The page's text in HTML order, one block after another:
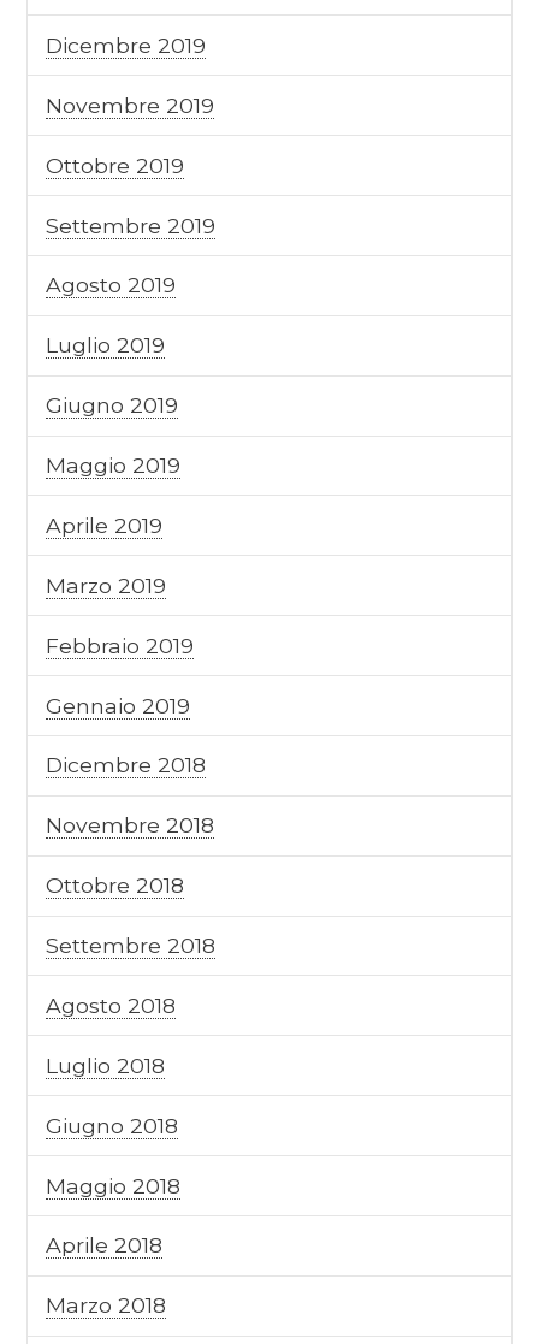
Dicembre 2019
Novembre 2019
Ottobre 2019
Settembre 2019
Agosto 2019
Luglio 2019
Giugno 2019
Maggio 2019
Aprile 2019
Marzo 2019
Febbraio 2019
Gennaio 2019
Dicembre 2018
Novembre 2018
Ottobre 2018
Settembre 2018
Agosto 2018
Luglio 2018
Giugno 2018
Maggio 2018
Aprile 2018
Marzo 2018